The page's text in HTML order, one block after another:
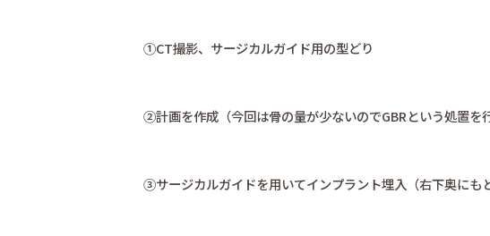
①CT撮影、サージカルガイド用の型どり
②計画を作成（今回は骨の量が少ないのでGBRという処置を
③サージカルガイドを用いてインプラント埋入（右下奥にも